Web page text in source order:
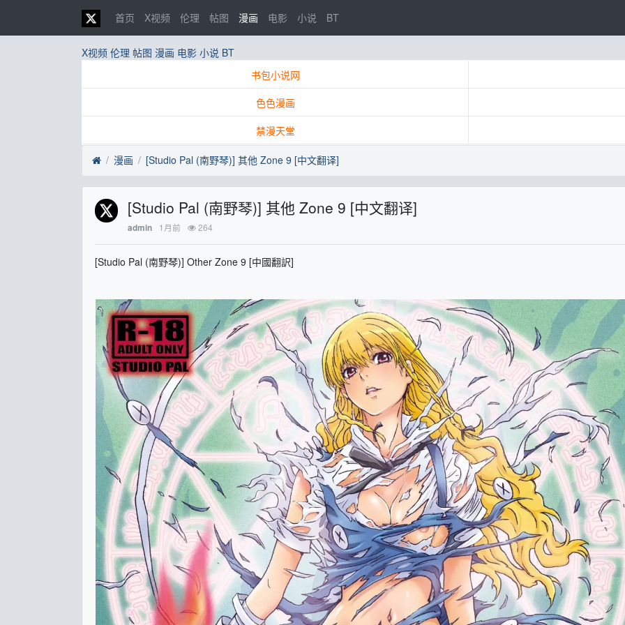
首页 X视频 伦理 帖图 漫画 电影 小说 BT
X视频 伦理 帖图 漫画 电影 小说 BT
书包小说网
色色漫画
禁漫天堂
漫画 [Studio Pal (南野琴)] 其他 Zone 9 [中文翻译]
[Studio Pal (南野琴)] 其他 Zone 9 [中文翻译]
admin 1月前 264
[Studio Pal (南野琴)] Other Zone 9 [中國翻訳]